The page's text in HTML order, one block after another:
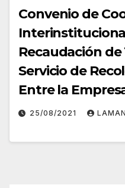
Convenio de
Recaudación de
Servicio de
Entre la
Provincial
25/08/2021